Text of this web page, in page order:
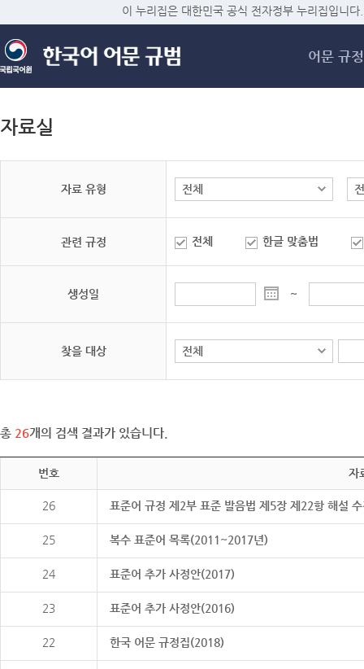
메
이 누리집은 대한민국 공식 전자정부 누리집입니다.
어문 규정
자료실
자료 유형
관련 규정 전체 한글 맞춤법
생성일 ~
찾을 대상
총 26개의 검색 결과가 있습니다.
번호 자
26 표준어 규정 제2부 표준 발음법 제5장 제22항 해설
25 복수 표준어 목록(2011~2017년)
24 표준어 추가 사정안(2017)
23 표준어 추가 사정안(2016)
22 한국 어문 규정집(2018)